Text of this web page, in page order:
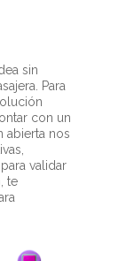
sin
Para
con un
abierta nos
validar
te